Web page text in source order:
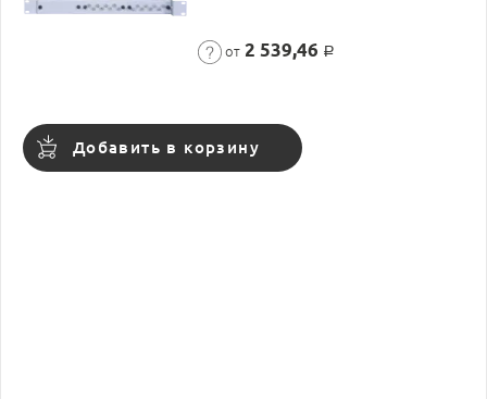
от 2 539,46 Р
Добавить в корзину